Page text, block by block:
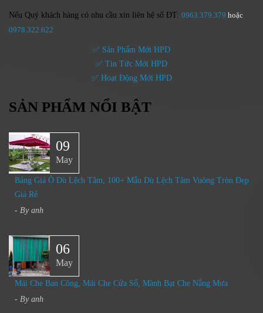
Nếu Quý khách hàng có nhu cầu xin liên hệ số ĐT: 0963.379.379 hoặc
0978.322.622
✅ Sản Phẩm Mới HPD
✅ Tin Tức Mới HPD
✅ Hoạt Động Mới HPD
SẢN PHẨM NỔI BẬT
09
May
Bảng Giá Ô Dù Lệch Tâm, 100+ Mẫu Dù Lệch Tâm Vuông Tròn Đẹp
Giá Rẻ
- By anh
06
May
Mái Che Ban Công, Mái Che Cửa Sổ, Mành Bạt Che Nắng Mưa​
- By anh